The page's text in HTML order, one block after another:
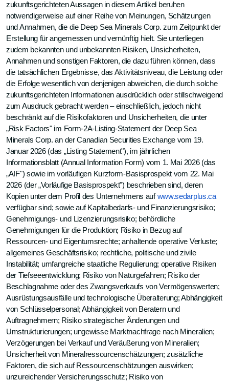
zukunftsgerichteten Aussagen in diesem Artikel beruhen
notwendigerweise auf einer Reihe von Meinungen, Schätzungen
und Annahmen, die die Deep Sea Minerals Corp. zum Zeitpunkt der
Erstellung für angemessen und vernünftig hielt. Sie unterliegen
zudem bekannten und unbekannten Risiken, Unsicherheiten,
Annahmen und sonstigen Faktoren, die dazu führen können, dass
die tatsächlichen Ergebnisse, das Aktivitätsniveau, die Leistung oder
die Erfolge wesentlich von denjenigen abweichen, die durch solche
zukunftsgerichteten Informationen ausdrücklich oder stillschweigend
zum Ausdruck gebracht werden – einschließlich, jedoch nicht
beschränkt auf die Risikofaktoren und Unsicherheiten, die unter
„Risk Factors" im Form-2A-Listing-Statement der Deep Sea
Minerals Corp. an der Canadian Securities Exchange vom 19.
Januar 2026 (das „Listing Statement"), im jährlichen
Informationsblatt (Annual Information Form) vom 1. Mai 2026 (das
„AIF") sowie im vorläufigen Kurzform-Basisprospekt vom 22. Mai
2026 (der „Vorläufige Basisprospekt") beschrieben sind, deren
Kopien unter dem Profil des Unternehmens aufwww.sedarplus.ca
verfügbar sind; sowie auf Kapitalbedarfs- und Finanzierungsrisiko;
Genehmigungs- und Lizenzierungsrisiko; behördliche
Genehmigungen für die Produktion; Risiko in Bezug auf
Ressourcen- und Eigentumsrechte; anhaltende operative Verluste;
allgemeines Geschäftsrisiko; rechtliche, politische und zivile
Instabilität; umfangreiche staatliche Regulierung; operative Risiken
der Tiefseeentwicklung; Risiko von Naturgefahren; Risiko der
Beschlagnahme oder des Zwangsverkaufs von Vermögenswerten;
Ausrüstungsausfälle und technologische Überalterung; Abhängigkeit
von Schlüsselpersonal; Abhängigkeit von Beratern und
Auftragnehmern; Risiko strategischer Änderungen und
Umstrukturierungen; ungewisse Marktnachfrage nach Mineralien;
Verzögerungen bei Verkauf und Veräußerung von Mineralien;
Unsicherheit von Mineralressourcenschätzungen; zusätzliche
Faktoren, die sich auf Ressourcenschätzungen auswirken;
unzureichender Versicherungsschutz; Risiko von